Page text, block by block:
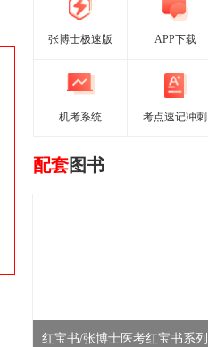
张博士极速版 APP下载
机考系统 考点速记冲刺
配套图书
红宝书/张博士医考红宝书系